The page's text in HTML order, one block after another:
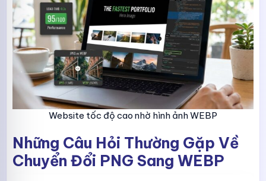
Website tốc độ cao nhờ hình ảnh WEBP
Những Câu Hỏi Thường Gặp Về
Chuyển Đổi PNG Sang WEBP